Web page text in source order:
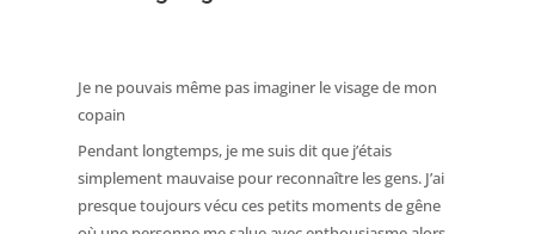
Je ne pouvais même pas imaginer le visage de mon
copain
Pendant longtemps, je me suis dit que j’étais
simplement mauvaise pour reconnaître les gens. J’ai
presque toujours vécu ces petits moments de gêne